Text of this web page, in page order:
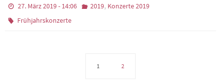
27. März 2019 - 14:06 2019, Konzerte 2019
Frühjahrskonzerte
1 2